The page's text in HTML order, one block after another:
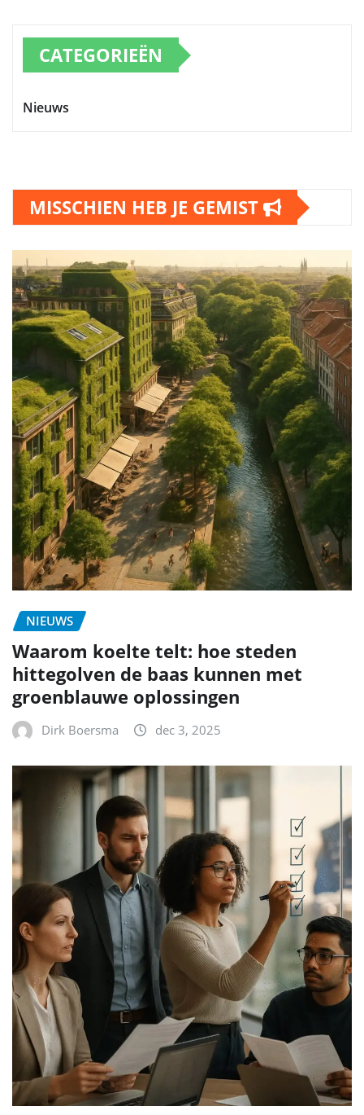
CATEGORIEËN
Nieuws
MISSCHIEN HEB JE GEMIST
NIEUWS
Waarom koelte telt: hoe steden
hittegolven de baas kunnen met
groenblauwe oplossingen
Dirk Boersma dec 3, 2025